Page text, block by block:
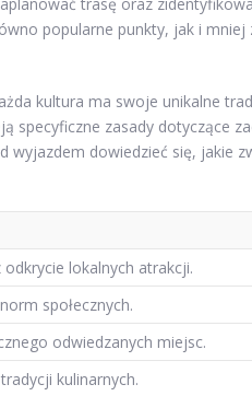
popularne punkty, jak i mniej
kultura ma swoje unikalne
specyficzne zasady dotyczące
wyjazdem dowiedzieć się, jakie
lokalnych atrakcji.
społecznych.
odwiedzanych miejsc.
kulinarnych.